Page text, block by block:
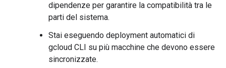
dipendenze per garantire la compatibilità tra le
parti del sistema.
Stai eseguendo deployment automatici di
gcloud CLI su più macchine che devono essere
sincronizzate.